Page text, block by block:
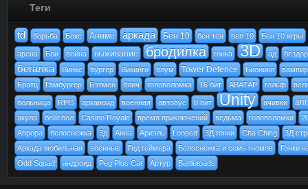
Теги
td борьба Бокс Аниме аркада Бен 10 бен тен ben 10 Бен 10 игры
арена Бои война выживание бродилка гонка 3D ад
бегалка Винкс бургер Викинги блум Tower Defence Бионикл
Братц
Гамбургер Бэтмен блич головоломка 16 бит АВАТАР гольф
больница RPG арканоид военная автобус 8 бит Unity ачивки
акула бейсбол Casino Royale время приключений ведьма головоломки
Аврора
белоснежка 3д Анна Ариэль Looped 3Д гонки Cha Ching
3Д
Аркада мобильная
военные Гид геймера Белоснежка и семь гномов
Гонки
Odd Squad
андроид Peg Plus Cat Артур Battletoads